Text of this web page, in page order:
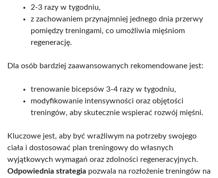
2-3 razy w tygodniu,
z zachowaniem przynajmniej jednego dnia przerwy
pomiędzy treningami, co umożliwia mięśniom
regenerację.
Dla osób bardziej zaawansowanych rekomendowane jest:
trenowanie bicepsów 3-4 razy w tygodniu,
modyfikowanie intensywności oraz objętości
treningów, aby skutecznie wspierać rozwój mięśni.
Kluczowe jest, aby być wrażliwym na potrzeby swojego
ciała i dostosować plan treningowy do własnych
wyjątkowych wymagań oraz zdolności regeneracyjnych.
Odpowiednia strategia pozwala na rozłożenie treningów na